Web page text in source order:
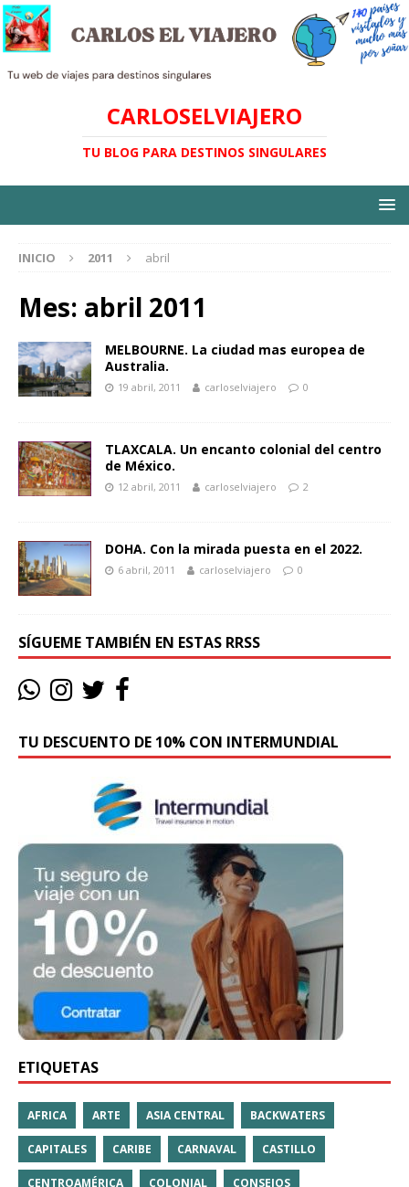
CARLOSELVIAJERO
TU BLOG PARA DESTINOS SINGULARES
INICIO 2011 abril
Mes: abril 2011
MELBOURNE. La ciudad mas europea de
Australia.
19 abril, 2011 carloselviajero 0
TLAXCALA. Un encanto colonial del centro
de México.
12 abril, 2011 carloselviajero 2
DOHA. Con la mirada puesta en el 2022.
6 abril, 2011 carloselviajero 0
SÍGUEME TAMBIÉN EN ESTAS RRSS
TU DESCUENTO DE 10% CON INTERMUNDIAL
ETIQUETAS
AFRICA ARTE ASIA CENTRAL BACKWATERS
CAPITALES CARIBE CARNAVAL CASTILLO
CENTROAMÉRICA COLONIAL CONSEJOS